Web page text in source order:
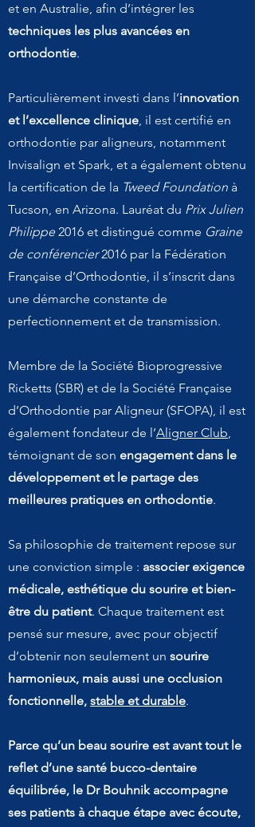
et en Australie, afin d’intégrer les
techniques les plus avancées en
orthodontie.
Particulièrement investi dans l’innovation
et l’excellence clinique, il est certifié en
orthodontie par aligneurs, notamment
Invisalign et Spark, et a également obtenu
la certification de la Tweed Foundation à
Tucson, en Arizona. Lauréat du Prix Julien
Philippe2016 et distingué comme Graine
de conférencier2016 par la Fédération
Française d’Orthodontie, il s’inscrit dans
une démarche constante de
perfectionnement et de transmission.
Membre de la Société Bioprogressive
Ricketts (SBR) et de la Société Française
d’Orthodontie par Aligneur (SFOPA), il est
également fondateur de l’Aligner Club,
témoignant de son engagement dans le
développement et le partage des
meilleures pratiques en orthodontie.
Sa philosophie de traitement repose sur
une conviction simple : associer exigence
médicale, esthétique du sourire et bien-
être du patient. Chaque traitement est
pensé sur mesure, avec pour objectif
d’obtenir non seulement un sourire
harmonieux, mais aussi une occlusion
fonctionnelle, stable et durable.
Parce qu’un beau sourire est avant tout le
reflet d’une santé bucco-dentaire
équilibrée, le Dr Bouhnik accompagne
ses patients à chaque étape avec écoute,